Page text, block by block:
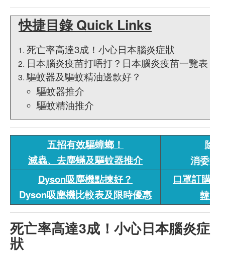
快捷目錄 Quick Links
死亡率高達3成！小心日本腦炎症狀
日本腦炎疫苗打唔打？日本腦炎疫苗一覽表
驅蚊器及驅蚊精油邊款好？
驅蚊器推介
驅蚊精油推介
五招有效驅蟑螂！
滅蟲、去塵蟎及驅蚊器推介
除
消委會
Dyson吸塵機點揀好？
Dyson吸塵機比較表及限時優惠
口罩訂購專
韓國
死亡率高達3成！小心日本腦炎症
狀